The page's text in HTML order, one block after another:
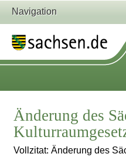
Navigation
Änderung des
Vollzitat: Änderung des